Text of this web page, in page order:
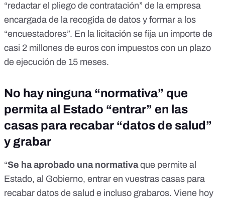
“redactar el pliego de contratación” de la empresa
encargada de la recogida de datos y formar a los
“encuestadores”. En la licitación se fija un importe de
casi 2 millones de euros con impuestos con un plazo
de ejecución de 15 meses.
No hay ninguna “normativa” que
permita al Estado “entrar” en las
casas para recabar “datos de salud”
y grabar
“Se ha aprobado una normativaque permite al
Estado, al Gobierno, entrar en vuestras casas para
recabar datos de salud e incluso grabaros. Viene hoy